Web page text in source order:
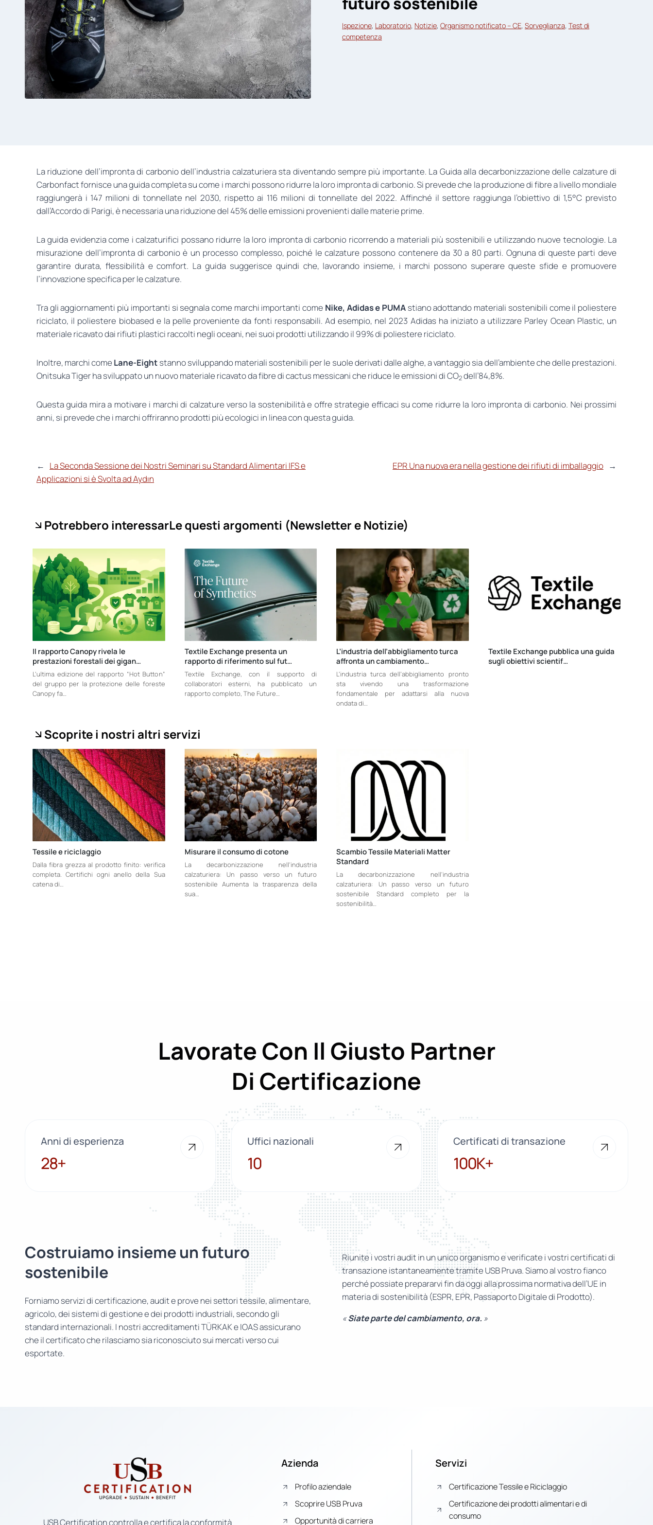
Ispezione, Laboratorio, Notizie, Organismo notificato – CE, Sorveglianza, Test di
competenza
La riduzione dell’impronta di carbonio dell’industria calzaturiera sta diventando sempre più importante. La Guida alla decarbonizzazione delle calzature di
Carbonfact fornisce una guida completa su come i marchi possono ridurre la loro impronta di carbonio. Si prevede che la produzione di fibre a livello mondiale
raggiungerà i 147 milioni di tonnellate nel 2030, rispetto ai 116 milioni di tonnellate del 2022. Affinché il settore raggiunga l’obiettivo di 1,5°C previsto
dall’Accordo di Parigi, è necessaria una riduzione del 45% delle emissioni provenienti dalle materie prime.
La guida evidenzia come i calzaturifici possano ridurre la loro impronta di carbonio ricorrendo a materiali più sostenibili e utilizzando nuove tecnologie. La
misurazione dell’impronta di carbonio è un processo complesso, poiché le calzature possono contenere da 30 a 80 parti. Ognuna di queste parti deve
garantire durata, flessibilità e comfort. La guida suggerisce quindi che, lavorando insieme, i marchi possono superare queste sfide e promuovere
l’innovazione specifica per le calzature.
Tra gli aggiornamenti più importanti si segnala come marchi importanti come Nike, Adidas e PUMA stiano adottando materiali sostenibili come il poliestere
riciclato, il poliestere biobased e la pelle proveniente da fonti responsabili. Ad esempio, nel 2023 Adidas ha iniziato a utilizzare Parley Ocean Plastic, un
materiale ricavato dai rifiuti plastici raccolti negli oceani, nei suoi prodotti utilizzando il 99% di poliestere riciclato.
Inoltre, marchi come Lane-Eight stanno sviluppando materiali sostenibili per le suole derivati dalle alghe, a vantaggio sia dell’ambiente che delle prestazioni.
Onitsuka Tiger ha sviluppato un nuovo materiale ricavato da fibre di cactus messicani che riduce le emissioni di CO2dell’84,8%.
Questa guida mira a motivare i marchi di calzature verso la sostenibilità e offre strategie efficaci su come ridurre la loro impronta di carbonio. Nei prossimi
anni, si prevede che i marchi offriranno prodotti più ecologici in linea con questa guida.
←
La Seconda Sessione dei Nostri Seminari su Standard Alimentari IFS e
Applicazioni si è Svolta ad Aydın
EPR Una nuova era nella gestione dei rifiuti di imballaggio →
Potrebbero interessarLe questi argomenti (Newsletter e Notizie)
Il rapporto Canopy rivela le
prestazioni forestali dei gigan…
L’ultima edizione del rapporto “Hot Button”
del gruppo per la protezione delle foreste
Canopy fa…
Textile Exchange presenta un
rapporto di riferimento sul fut…
Textile Exchange, con il supporto di
collaboratori esterni, ha pubblicato un
rapporto completo, The Future…
L’industria dell’abbigliamento turca
affronta un cambiamento…
L’industria turca dell’abbigliamento pronto
sta vivendo una trasformazione
fondamentale per adattarsi alla nuova
ondata di…
Textile Exchange pubblica una guida
sugli obiettivi scientif…
Scoprite i nostri altri servizi
Tessile e riciclaggio
Dalla fibra grezza al prodotto finito: verifica
completa. Certifichi ogni anello della Sua
catena di…
Misurare il consumo di cotone
La decarbonizzazione nell’industria
calzaturiera: Un passo verso un futuro
sostenibile Aumenta la trasparenza della
sua…
Scambio Tessile Materiali Matter
Standard
La decarbonizzazione nell’industria
calzaturiera: Un passo verso un futuro
sostenibile Standard completo per la
sostenibilità…
Lavorate Con Il Giusto Partner
Di Certificazione
Anni di esperienza
28+
28+
Uffici nazionali
10
10
Certificati di transazione
100K+
100K+
Costruiamo insieme un futuro
sostenibile
Forniamo servizi di certificazione, audit e prove nei settori tessile, alimentare,
agricolo, dei sistemi di gestione e dei prodotti industriali, secondo gli
standard internazionali. I nostri accreditamenti TÜRKAK e IOAS assicurano
che il certificato che rilasciamo sia riconosciuto sui mercati verso cui
esportate.
Riunite i vostri audit in un unico organismo e verificate i vostri certificati di
transazione istantaneamente tramite USB Pruva. Siamo al vostro fianco
perché possiate prepararvi fin da oggi alla prossima normativa dell’UE in
materia di sostenibilità (ESPR, EPR, Passaporto Digitale di Prodotto).
«Siate parte del cambiamento, ora. »
USB Certification controlla e certifica la conformità
Azienda
Profilo aziendale
Scoprire USB Pruva
Opportunità di carriera
Servizi
Certificazione Tessile e Riciclaggio
Certificazione dei prodotti alimentari e di
consumo